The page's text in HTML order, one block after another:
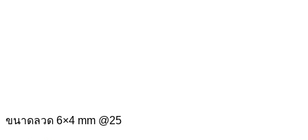
ขนาดลวด 6×4 mm @25